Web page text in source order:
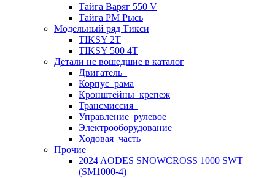
Тайга Варяг 550 V
Тайга РМ Рысь
Модельный ряд Тикси
TIKSY 2T
TIKSY 500 4T
Детали не вошедшие в каталог
Двигатель_
Корпус_рама
Кронштейны_крепеж
Трансмиссия_
Управление_рулевое
Электрооборудование_
Ходовая_часть
Прочие
2024 AODES SNOWCROSS 1000 SWT
(SM1000-4)